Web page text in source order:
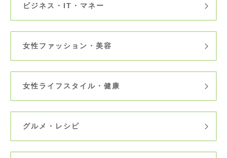
ビジネス・IT・マネー
女性ファッション・美容
女性ライフスタイル・健康
グルメ・レシピ